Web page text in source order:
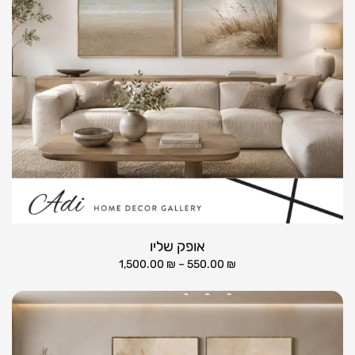
אופק שליו
550.00 ₪
–
1,500.00 ₪